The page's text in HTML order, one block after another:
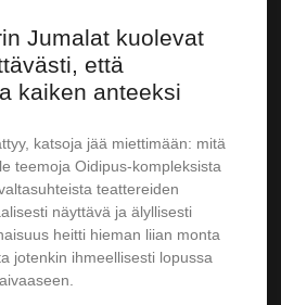
Jumalat kuolevat
että
kaiken anteeksi
katsoja jää miettimään: mitä
teemoja Oidipus-kompleksista
teattereiden
näyttävä ja älyllisesti
heitti hieman liian monta
jotenkin ihmeellisesti lopussa